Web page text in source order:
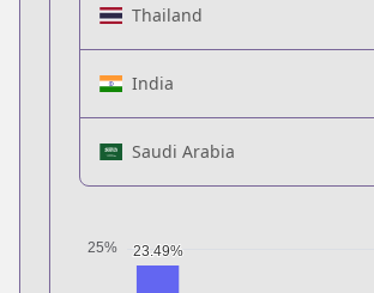
Thailand
India
Saudi Arabia